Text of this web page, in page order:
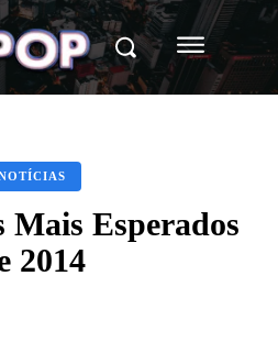
Mais Esperados
2014